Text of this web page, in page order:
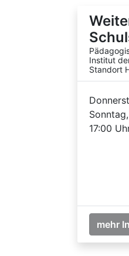
Institut
Standort
17:00
mehr